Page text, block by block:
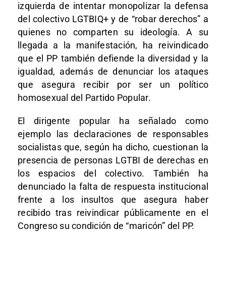
izquierda de intentar monopolizar la defensa
del colectivo LGTBIQ+ y de “robar derechos” a
quienes no comparten su ideología. A su
llegada a la manifestación, ha reivindicado
que el PP también defiende la diversidad y la
igualdad, además de denunciar los ataques
que asegura recibir por ser un político
homosexual del Partido Popular.
El dirigente popular ha señalado como
ejemplo las declaraciones de responsables
socialistas que, según ha dicho, cuestionan la
presencia de personas LGTBI de derechas en
los espacios del colectivo. También ha
denunciado la falta de respuesta institucional
frente a los insultos que asegura haber
recibido tras reivindicar públicamente en el
Congreso su condición de “maricón” del PP.